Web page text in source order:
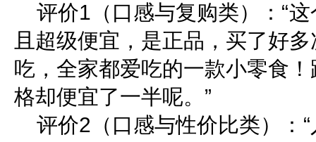
评价1（口感与复购类）：“
且超级便宜，是正品，买了好
吃，全家都爱吃的一款小零食
格却便宜了一半呢。”
评价2（口感与性价比类）：